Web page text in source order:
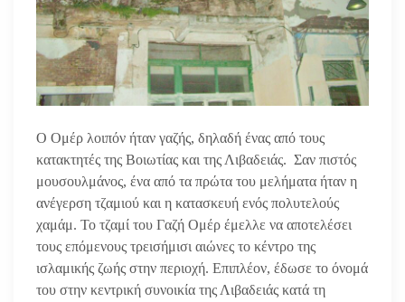
Ο Ομέρ λοιπόν ήταν γαζής, δηλαδή ένας από τους
κατακτητές της Βοιωτίας και της Λιβαδειάς. Σαν πιστός
μουσουλμάνος, ένα από τα πρώτα του μελήματα ήταν η
ανέγερση τζαμιού και η κατασκευή ενός πολυτελούς
χαμάμ. Το τζαμί του Γαζή Ομέρ έμελλε να αποτελέσει
τους επόμενους τρεισήμισι αιώνες το κέντρο της
ισλαμικής ζωής στην περιοχή. Επιπλέον, έδωσε το όνομά
του στην κεντρική συνοικία της Λιβαδειάς κατά τη